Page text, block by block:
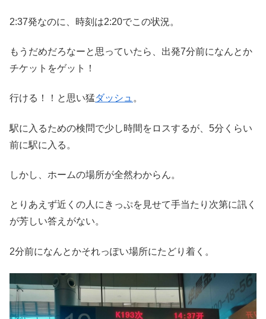
2:37発なのに、時刻は2:20でこの状況。
もうだめだろなーと思っていたら、出発7分前になんとか
チケットをゲット！
行ける！！と思い猛ダッシュ 。
駅に入るための検問で少し時間をロスするが、5分くらい
前に駅に入る。
しかし、ホームの場所が全然わからん。
とりあえず近くの人にきっぷを見せて手当たり次第に訊く
が芳しい答えがない。
2分前になんとかそれっぽい場所にたどり着く。